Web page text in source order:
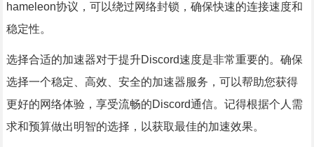
hameleon协议，可以绕过网络封锁，确保快速的连接速度和
稳定性。
选择合适的加速器对于提升Discord速度是非常重要的。确保
选择一个稳定、高效、安全的加速器服务，可以帮助您获得
更好的网络体验，享受流畅的Discord通信。记得根据个人需
求和预算做出明智的选择，以获取最佳的加速效果。